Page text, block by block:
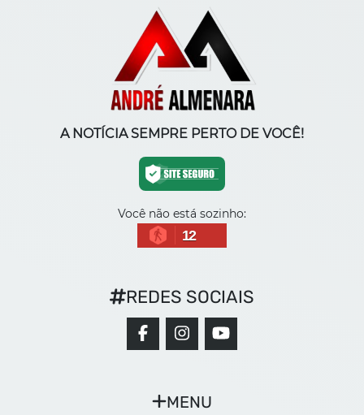
A NOTÍCIA SEMPRE PERTO DE VOCÊ!
Você não está sozinho:
12
MENU
REDES SOCIAIS